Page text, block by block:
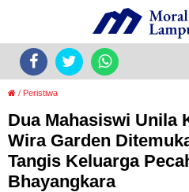
/ Peristiwa
Dua Mahasiswi Unila
Wira Garden
Tangis Keluarga
Bhayangkara